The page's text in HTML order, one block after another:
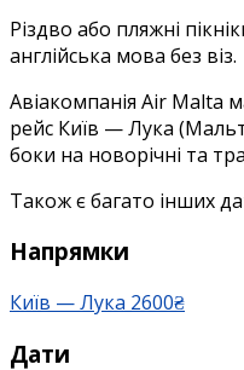
квитки
на
Мальту
з
Києва
2600₴.
Новорічні
та
Різдво або пляжні
англійська мова без віз.
Авіакомпанія Air Malta
рейс Київ — Лука
боки на новорічні та
Також є багато інших
Напрямки
Київ — Лука 2600₴
Дати